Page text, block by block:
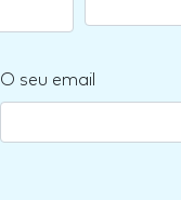
O seu email